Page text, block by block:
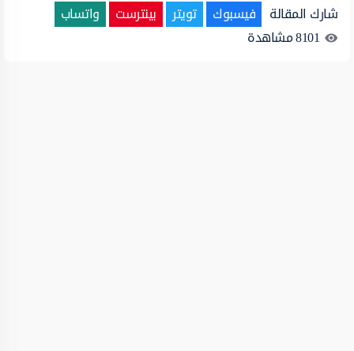
شارك المقالة فيسبوك تويتر بينترست
واتساب
8101مشاهدة